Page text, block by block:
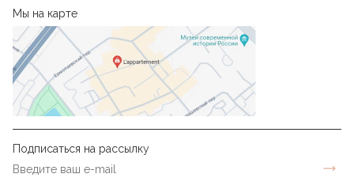
Мы на карте
Подписаться на рассылку